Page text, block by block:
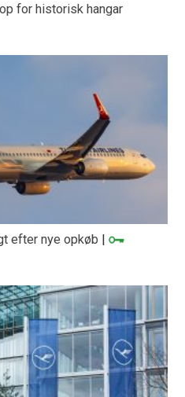
for historisk hangar
efter nye opkøb |